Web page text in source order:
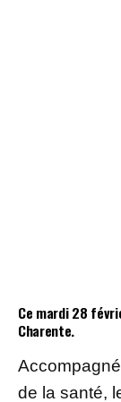
Ce mardi 28
Charente.
de la santé,